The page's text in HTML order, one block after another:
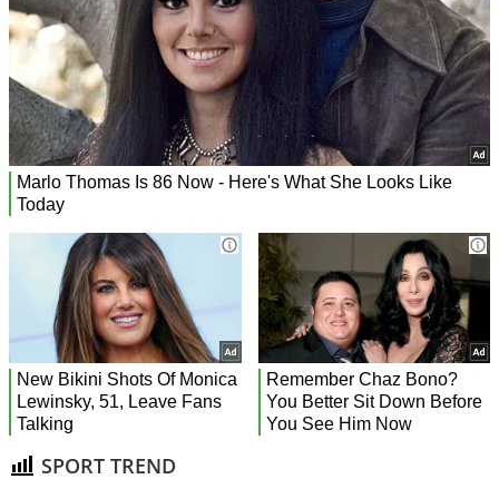
SPORT TREND